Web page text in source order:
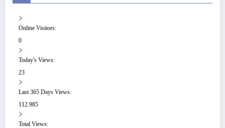
Online Visitors:
0
Today's Views:
23
Last 365 Days Views:
112.985
Total Views: